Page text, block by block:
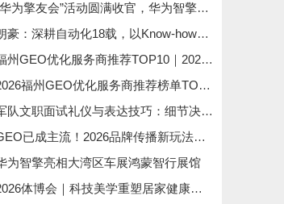
为擎友会”活动圆满收官，华为智擎与擎友共同定义一辆好车
豪：深耕自动化18载，以Know-how赋能中国制造数字化转型
GEO优化服务商推荐TOP10｜2026年福州企业AI全域推广选型指南
福州GEO优化服务商推荐榜单TOP5｜本土高口碑企业获客优选
队文职面试礼仪与表达技巧：细节决定最终得分
已成主流！2026品牌传播新玩法，软文猫带你告别传统SEO
为智擎亮相大湾区车展鸿蒙智行展馆
体博会｜科技美学重塑居家健康休憩新范式